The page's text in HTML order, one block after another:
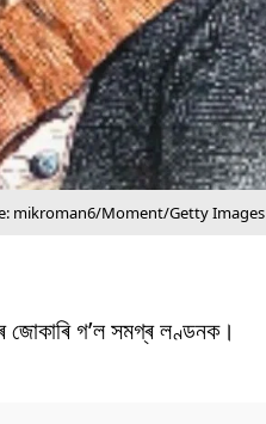
mikroman6/Moment/Getty Images
জোকাৰি গ’ল সমগ্ৰ লণ্ডনক।